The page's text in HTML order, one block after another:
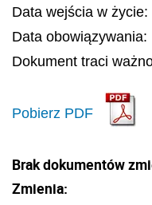
Data wejścia w życie:
Data obowiązywania:
Dokument traci
Pobierz PDF
Brak dokumentów
Zmienia: